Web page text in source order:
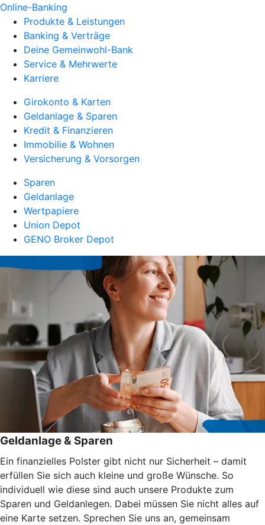
Online-Banking
Produkte & Leistungen
Banking & Verträge
Deine Gemeinwohl-Bank
Service & Mehrwerte
Karriere
Girokonto & Karten
Geldanlage & Sparen
Kredit & Finanzieren
Immobilie & Wohnen
Versicherung & Vorsorgen
Sparen
Geldanlage
Wertpapiere
Union Depot
GENO Broker Depot
Geldanlage & Sparen
Ein finanzielles Polster gibt nicht nur Sicherheit – damit
erfüllen Sie sich auch kleine und große Wünsche. So
individuell wie diese sind auch unsere Produkte zum
Sparen und Geldanlegen. Dabei müssen Sie nicht alles auf
eine Karte setzen. Sprechen Sie uns an, gemeinsam